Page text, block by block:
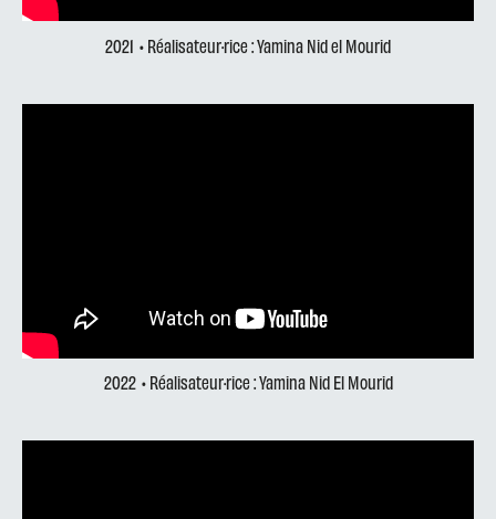
2021 • Réalisateur·rice : Yamina Nid el Mourid
2022 • Réalisateur·rice : Yamina Nid El Mourid